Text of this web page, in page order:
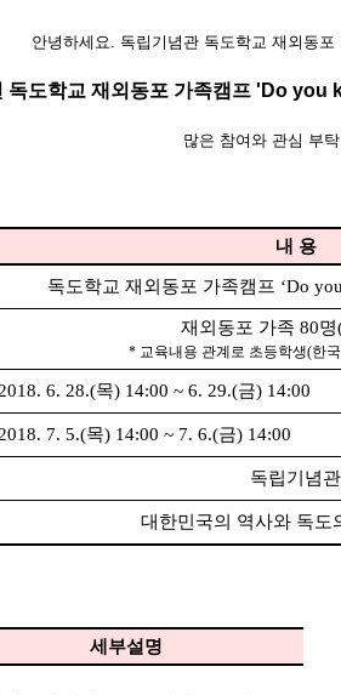
안녕하세요. 독립기념관 독도학교 재외동
독도학교 재외동포 가족캠프 'Do
많은 참여와 관심 부
내 용
독도학교 재외동포 가족캠프 ‘Do
재외동포 가족 80
* 교육내용 관계로 초등학생(한
6. 28.(목) 14:00 ~ 6. 29.(금) 14:00
7. 5.(목) 14:00 ~ 7. 6.(금) 14:00
독립기념관
대한민국의 역사와 독도
세부설명